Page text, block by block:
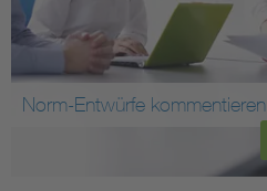
Norm-Entwürfe kommentieren